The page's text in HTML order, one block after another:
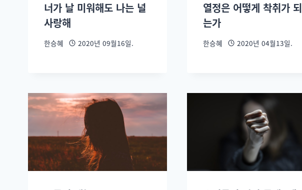
너가 날 미워해도 나는 널
사랑해
한승혜 2020년 09월16일.
열정은 어떻게 착취가 되
는가
한승혜 2020년 04월13일.